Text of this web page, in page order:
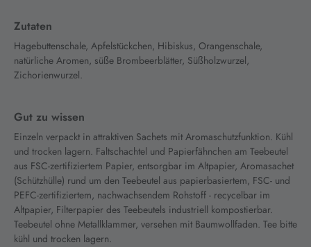
Zutaten
Hagebuttenschale, Apfelstückchen, Hibiskus, Orangenschale,
natürliche Aromen, süße Brombeerblätter, Süßholzwurzel,
Zichorienwurzel.
Gut zu wissen
Einzeln verpackt in attraktiven Sachets mit Aromaschutzfunktion. Kühl
und trocken lagern. Faltschachtel und Papierfähnchen am Teebeutel
aus FSC-zertifiziertem Papier, entsorgbar im Altpapier, Aromasachet
(Schützhülle) rund um den Teebeutel aus papierbasiertem, FSC- und
PEFC-zertifiziertem, nachwachsendem Rohstoff - recycelbar im
Altpapier, Filterpapier des Teebeutels industriell kompostierbar.
Teebeutel ohne Metallklammer, versehen mit Baumwollfaden. Tee bitte
kühl und trocken lagern.